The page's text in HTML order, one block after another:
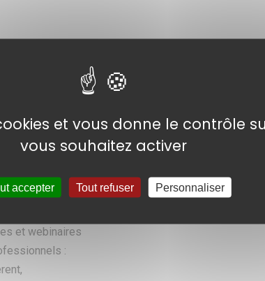
NOS SUPPORTS
mensuelles
et webinaires
:
et vous donne le contrôle
vous souhaitez activer
accepter Tout refuser Personnaliser